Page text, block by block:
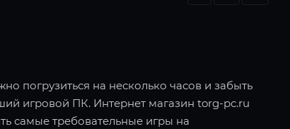
погрузиться на несколько часов и забыть
игровой ПК. Интернет магазин torg-pc.ru
самые требовательные игры на